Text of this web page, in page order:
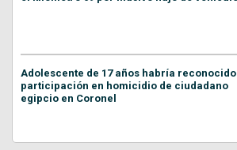
Adolescente de 17 años habría reconocido
participación en homicidio de ciudadano
egipcio en Coronel